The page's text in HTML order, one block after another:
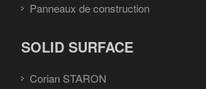
Panneaux de construction
SOLID SURFACE
Corian STARON